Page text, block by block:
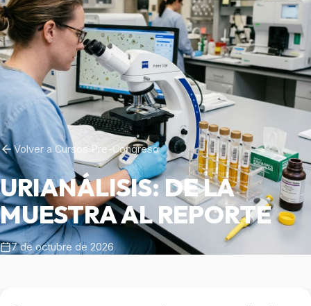
Volver a Cursos Pre-Congreso
URIANÁLISIS: DE LA
MUESTRA AL REPORTE
7 de octubre de 2026